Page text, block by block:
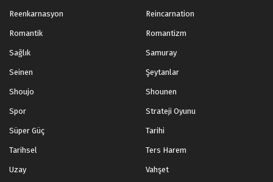
Reenkarnasyon Reincarnation
Romantik Romantizm
Sağlık Samuray
Seinen Şeytanlar
Shoujo Shounen
Spor Strateji Oyunu
Süper Güç Tarihi
Tarihsel Ters Harem
Uzay Vahşet